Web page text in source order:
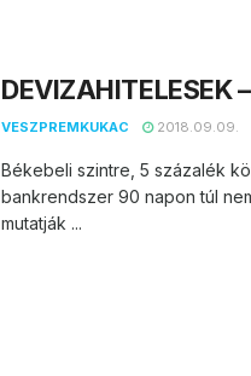
VESZPREMKUKAC 2018.09.09.
Békebeli szintre, 5 százalék
bankrendszer 90 napon túl
mutatják ...